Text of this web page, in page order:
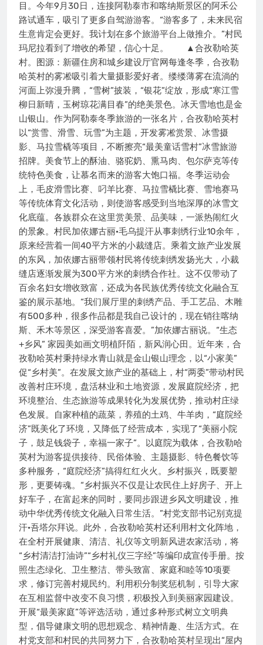
目。今年9月30日，连接阿勒泰市和喀纳斯景区的阿禾公
路试通车，吸引了更多自驾游游客。“游客多了，未来民宿
生意肯定会更好。我计划在多个旅游平台上做推介。”村民
玛尼拉看到了增收的希望，信心十足。 ▲合孜勒哈英
村。图源：新疆住房和城乡建设厅官网每逢冬季，合孜勒
哈英村的雾凇吸引着大量摄影爱好者。缕缕薄雾在流淌的
河面上弥漫升腾，“雪树”披装，“银花”绽放，形成“寒江雪
柳日新晴，玉树琼花满目春”的绝美景色。冰天雪地也是金
山银山。作为阿勒泰冬季旅游的一张名片，合孜勒哈英村
以“赏雪、滑雪、玩雪”为主题，开发雾凇赏景、冰雪摄
影、马拉雪橇等项目，不断擦亮“最美童话雪村”冰雪旅游
招牌。美食节上的酥油、骆驼奶、熏马肉、包尔萨克等传
统特色美食，让慕名而来的游客大饱口福。冬季运动会
上，毛皮滑雪比赛、叼羊比赛、马拉雪橇比赛、雪地赛马
等传统体育文化活动，则使游客感受到当地深厚的冰雪文
化底蕴。各族群众在这里赏美景、品美味，一派热闹红火
的景象。村民加依娜古丽·毛乌提汗从事刺绣行业10余年，
原来经营着一间40平方米的小裁缝店。乘着文旅产业发展
的东风，加依娜古丽带领村民将传统刺绣发扬光大，小裁
缝店逐渐发展为300平方米的刺绣合作社。这不仅带动了
百余名妇女增收致富，还成为各民族优秀传统文化融合互
鉴的展示基地。“我们展厅里的刺绣产品、手工艺品、木雕
有500多种，很多作品都是我自己设计的，现在销往喀纳
斯、禾木等景区，深受游客喜爱。”加依娜古丽说。“生态
+乡风” 家园美如画文明植阡陌，新风润心田。近年来，合
孜勒哈英村秉持绿水青山就是金山银山理念，以“小家美”
促“乡村美”。在发展文旅产业的基础上，村“两委”带动村民
改善村庄环境，盘活林业和土地资源，发展庭院经济，把
环境整治、生态旅游等成果转化为发展优势，推动村庄绿
色发展。自家种植的蔬菜，养殖的土鸡、牛羊肉，“庭院经
济”既美化了环境，又降低了经营成本，实现了“美丽小院
子，鼓足钱袋子，幸福一家子”。以庭院为载体，合孜勒哈
英村为游客提供接待、民俗体验、主题摄影、特色餐饮等
多种服务，“庭院经济”搞得红红火火。乡村振兴，既要塑
形，更要铸魂。“乡村振兴不仅是让农民住上好房子、开上
好车子，在富起来的同时，要同步跟进乡风文明建设，推
动中华优秀传统文化融入日常生活。”村党支部书记别克提
汗·吾塔尔拜说。此外，合孜勒哈英村还利用村文化阵地，
在全村开展健康、清洁、礼仪等文明新风进农家活动，将
“乡村清洁打油诗”“乡村礼仪三字经”等编印成宣传手册。按
照生态绿化、卫生整洁、带头致富、家庭和睦等10项要
求，修订完善村规民约。利用积分制奖惩机制，引导大家
在互相监督中改变不良习惯，积极投入到美丽家园建设。
开展“最美家庭”等评选活动，通过多种形式树立文明典
型，倡导健康文明的思想观念、精神情趣、生活方式。在
村党支部和村民的共同努力下，合孜勒哈英村呈现出“屋内